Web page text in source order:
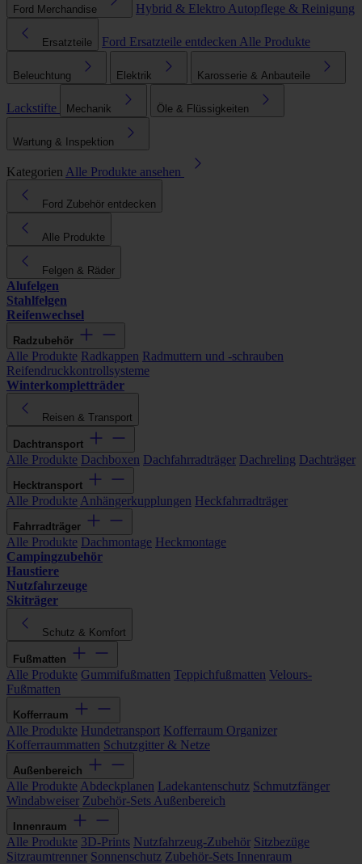
Ford Merchandise Hybrid & Elektro Autopflege & Reinigung
Ersatzteile Ford Ersatzteile entdecken Alle Produkte
Beleuchtung Elektrik Karosserie & Anbauteile
Lackstifte Mechanik Öle & Flüssigkeiten
Wartung & Inspektion
Kategorien Alle Produkte ansehen
Ford Zubehör entdecken
Alle Produkte
Felgen & Räder
Alufelgen
Stahlfelgen
Reifenwechsel
Radzubehör
Alle Produkte Radkappen Radmuttern und -schrauben
Reifendruckkontrollsysteme
Winterkompletträder
Reisen & Transport
Dachtransport
Alle Produkte Dachboxen Dachfahrradträger Dachreling Dachträger
Hecktransport
Alle Produkte Anhängerkupplungen Heckfahrradträger
Fahrradträger
Alle Produkte Dachmontage Heckmontage
Campingzubehör
Haustiere
Nutzfahrzeuge
Skiträger
Schutz & Komfort
Fußmatten
Alle Produkte Gummifußmatten Teppichfußmatten Velours-
Fußmatten
Kofferraum
Alle Produkte Hundetransport Kofferraum Organizer
Kofferraummatten Schutzgitter & Netze
Außenbereich
Alle Produkte Abdeckplanen Ladekantenschutz Schmutzfänger
Windabweiser Zubehör-Sets Außenbereich
Innenraum
Alle Produkte 3D-Prints Nutzfahrzeug-Zubehör Sitzbezüge
Sitzraumtrenner Sonnenschutz Zubehör-Sets Innenraum